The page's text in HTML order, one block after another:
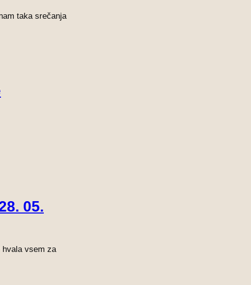
taka srečanja
05.
hvala vsem za